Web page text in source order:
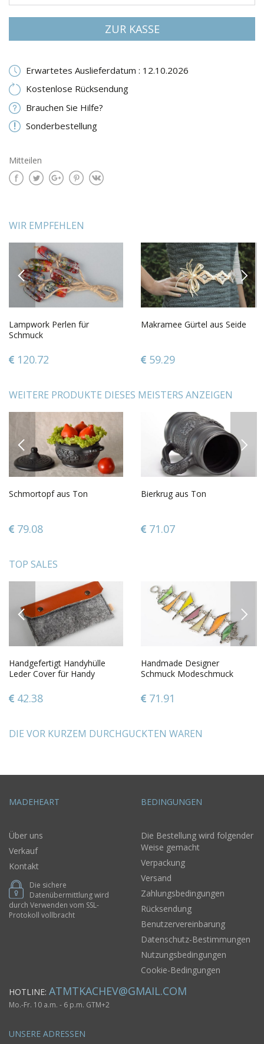
ZUR KASSE
Erwartetes Auslieferdatum : 12.10.2026
Kostenlose Rücksendung
Brauchen Sie Hilfe?
Sonderbestellung
Mitteilen
WIR EMPFEHLEN
PREVIOUS
Lampwork Perlen für
Schmuck
120.72
Makramee Gürtel aus Seide
59.29
NEXT
WEITERE PRODUKTE DIESES MEISTERS ANZEIGEN
PREVIOUS
Schmortopf aus Ton
79.08
Bierkrug aus Ton
71.07
NEXT
TOP SALES
PREVIOUS
Handgefertigt Handyhülle
Leder Cover für Handy
42.38
Handmade Designer
Schmuck Modeschmuck
aus buntem Glas
71.91
NEXT
DIE VOR KURZEM DURCHGUCKTEN WAREN
MADEHEART
Über uns
Verkauf
Kontakt
Die sichere
Datenübermittlung wird
durch Verwenden vom SSL-
Protokoll vollbracht
BEDINGUNGEN
Die Bestellung wird folgender
Weise gemacht
Verpackung
Versand
Zahlungsbedingungen
Rücksendung
Benutzervereinbarung
Datenschutz-Bestimmungen
Nutzungsbedingungen
Cookie-Bedingungen
HOTLINE: ATMTKACHEV@GMAIL.COM
Mo.-Fr. 10 a.m. - 6 p.m. GTM+2
UNSERE ADRESSEN